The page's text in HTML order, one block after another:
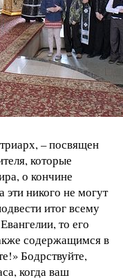
– посвящен
которые
о кончине
никого не могут
итог всему
то его
содержащимся в
Бодрствуйте,
когда ваш